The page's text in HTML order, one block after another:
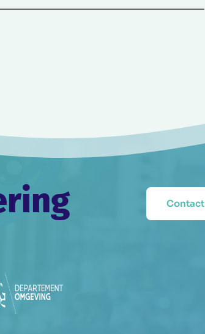
Contact